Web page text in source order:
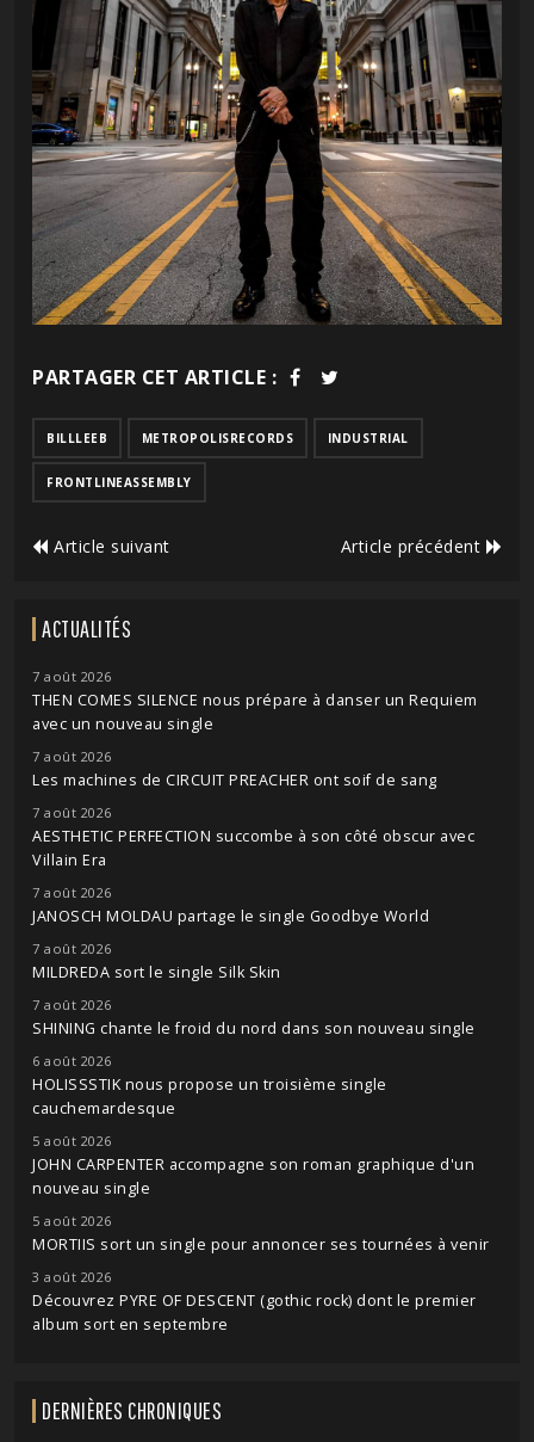
PARTAGER CET ARTICLE :
BILLLEEB METROPOLISRECORDS INDUSTRIAL
FRONTLINEASSEMBLY
Article suivant Article précédent
ACTUALITÉS
7 août 2026
THEN COMES SILENCE nous prépare à danser un Requiem
avec un nouveau single
7 août 2026
Les machines de CIRCUIT PREACHER ont soif de sang
7 août 2026
AESTHETIC PERFECTION succombe à son côté obscur avec
Villain Era
7 août 2026
JANOSCH MOLDAU partage le single Goodbye World
7 août 2026
MILDREDA sort le single Silk Skin
7 août 2026
SHINING chante le froid du nord dans son nouveau single
6 août 2026
HOLISSSTIK nous propose un troisième single
cauchemardesque
5 août 2026
JOHN CARPENTER accompagne son roman graphique d'un
nouveau single
5 août 2026
MORTIIS sort un single pour annoncer ses tournées à venir
3 août 2026
Découvrez PYRE OF DESCENT (gothic rock) dont le premier
album sort en septembre
DERNIÈRES CHRONIQUES